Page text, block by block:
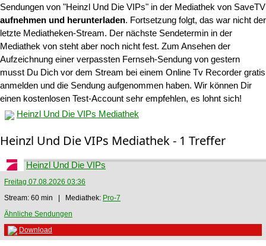
Sendungen von "Heinzl Und Die VIPs" in der Mediathek von SaveTV
aufnehmen und herunterladen. Fortsetzung folgt, das war nicht der
letzte Mediatheken-Stream. Der nächste Sendetermin in der
Mediathek von steht aber noch nicht fest. Zum Ansehen der
Aufzeichnung einer verpassten Fernseh-Sendung von gestern
musst Du Dich vor dem Stream bei einem Online Tv Recorder gratis
anmelden und die Sendung aufgenommen haben. Wir können Dir
einen kostenlosen Test-Account sehr empfehlen, es lohnt sich!
Heinzl Und Die VIPs Mediathek
Heinzl Und Die VIPs Mediathek - 1 Treffer
Heinzl Und Die VIPs
Freitag 07.08.2026 03:36
Stream: 60 min | Mediathek: Pro-7
Ähnliche Sendungen
Download